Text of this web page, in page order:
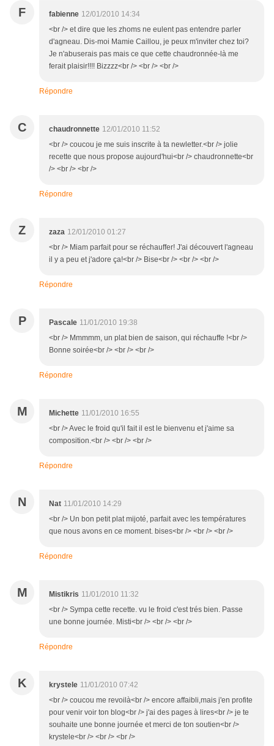
F fabienne 12/01/2010 14:34
<br /> et dire que les zhoms ne eulent pas entendre parler
d'agneau. Dis-moi Mamie Caillou, je peux m'inviter chez toi?
Je n'abuserais pas mais ce que cette chaudronnée-là me
ferait plaisir!!!! Bizzzz<br /> <br /> <br />
Répondre
C chaudronnette 12/01/2010 11:52
<br /> coucou je me suis inscrite à ta newletter.<br /> jolie
recette que nous propose aujourd'hui<br /> chaudronnette<br
/> <br /> <br />
Répondre
Z zaza 12/01/2010 01:27
<br /> Miam parfait pour se réchauffer! J'ai découvert l'agneau
il y a peu et j'adore ça!<br /> Bise<br /> <br /> <br />
Répondre
P Pascale 11/01/2010 19:38
<br /> Mmmmm, un plat bien de saison, qui réchauffe !<br />
Bonne soirée<br /> <br /> <br />
Répondre
M Michette 11/01/2010 16:55
<br /> Avec le froid qu'il fait il est le bienvenu et j'aime sa
composition.<br /> <br /> <br />
Répondre
N Nat 11/01/2010 14:29
<br /> Un bon petit plat mijoté, parfait avec les températures
que nous avons en ce moment. bises<br /> <br /> <br />
Répondre
M Mistikris 11/01/2010 11:32
<br /> Sympa cette recette. vu le froid c'est trés bien. Passe
une bonne journée. Misti<br /> <br /> <br />
Répondre
K krystele 11/01/2010 07:42
<br /> coucou me revoilà<br /> encore affaibli,mais j'en profite
pour venir voir ton blog<br /> j'ai des pages à lires<br /> je te
souhaite une bonne journée et merci de ton soutien<br />
krystele<br /> <br /> <br />